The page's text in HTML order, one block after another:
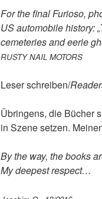
For the final Furioso,
US automobile history:
cemeteries and eerie
RUSTY NAIL MOTORS
Leser schreiben/
Übringens, die Bücher
in Szene setzen.
By the way, the books
My deepest respect…